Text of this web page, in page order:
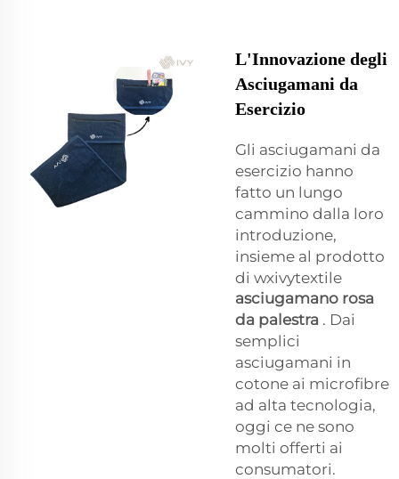
L'Innovazione degli
Asciugamani da
Esercizio
Gli asciugamani da
esercizio hanno
fatto un lungo
cammino dalla loro
introduzione,
insieme al prodotto
di wxivytextile
asciugamano rosa
da palestra . Dai
semplici
asciugamani in
cotone ai microfibre
ad alta tecnologia,
oggi ce ne sono
molti offerti ai
consumatori.